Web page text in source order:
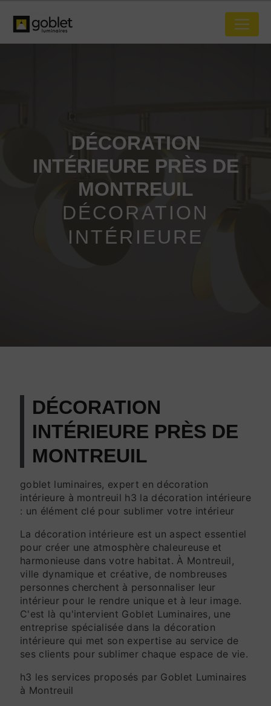
DÉCORATION
INTÉRIEURE PRÈS DE
MONTREUIL
DÉCORATION
INTÉRIEURE
DÉCORATION
INTÉRIEURE PRÈS DE
MONTREUIL
goblet luminaires, expert en décoration
intérieure à montreuil h3 la décoration intérieure
: un élément clé pour sublimer votre intérieur
La décoration intérieure est un aspect essentiel
pour créer une atmosphère chaleureuse et
harmonieuse dans votre habitat. À Montreuil,
ville dynamique et créative, de nombreuses
personnes cherchent à personnaliser leur
intérieur pour le rendre unique et à leur image.
C'est là qu'intervient Goblet Luminaires, une
entreprise spécialisée dans la décoration
intérieure qui met son expertise au service de
ses clients pour sublimer chaque espace de vie.
h3 les services proposés par Goblet Luminaires
à Montreuil